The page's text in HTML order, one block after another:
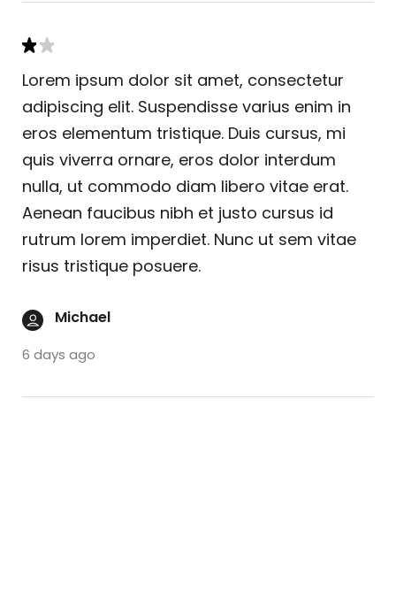
Lorem ipsum dolor sit amet, consectetur
adipiscing elit. Suspendisse varius enim in
eros elementum tristique. Duis cursus, mi
quis viverra ornare, eros dolor interdum
nulla, ut commodo diam libero vitae erat.
Aenean faucibus nibh et justo cursus id
rutrum lorem imperdiet. Nunc ut sem vitae
risus tristique posuere.
Michael
6 days ago